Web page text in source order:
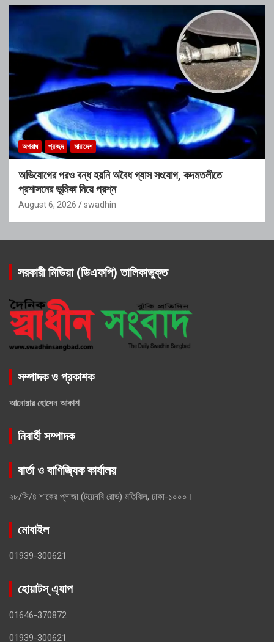
অপরাধ প্রচ্ছদ সারাদেশ
অভিযোগের পরও বন্ধ হয়নি অবৈধ গ্যাস সংযোগ, কদমতলীতে
প্রশাসনের ভূমিকা নিয়ে প্রশ্ন
August 6, 2026 swadhin
সরকারী মিডিয়া (ডিএফপি) তালিকাভুক্ত
সম্পাদক ও প্রকাশক
আনোয়ার হোসেন আকাশ
নিবার্হী সম্পাদক
বার্তা ও বাণিজ্যিক কার্যালয়
২৮/সি/৪ শাকের প্লাজা (টয়েনবি রোড) মতিঝিল, ঢাকা-১০০০।
মোবাইল
01939-300621
হোয়াটস্ এ্যাপ
01646-370872
01939-300621